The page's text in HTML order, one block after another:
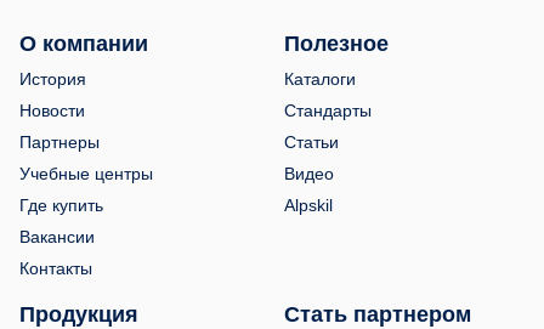
О компании
История
Новости
Партнеры
Учебные центры
Где купить
Вакансии
Контакты
Полезное
Каталоги
Стандарты
Статьи
Видео
Alpskil
Продукция Стать партнером